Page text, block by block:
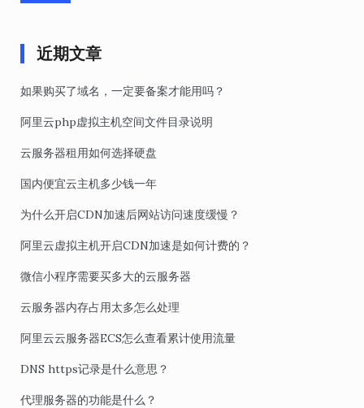
近期文章
如果购买了域名，一定要备案才能用吗？
阿里云php虚拟主机空间文件目录说明
云服务器租用如何选择硬盘
国内便宜云主机多少钱一年
为什么开启CDN加速后网站访问速度缓慢？
阿里云虚拟主机开启CDN加速是如何计费的？
微信小程序需要买多大的云服务器
云服务器内存占用太多怎么处理
阿里云云服务器ECS怎么查看累计使用流量
DNS https记录是什么意思？
代理服务器的功能是什么？